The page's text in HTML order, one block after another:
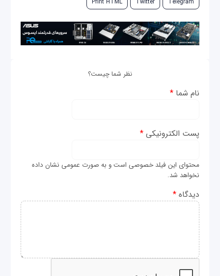
Telegram
Twitter
Print HTML
نظر شما چیست؟
نام شما*
پست الکترونیکی*
محتوای این فیلد خصوصی است و به صورت عمومی نشان داده
نخواهد شد.
دیدگاه*